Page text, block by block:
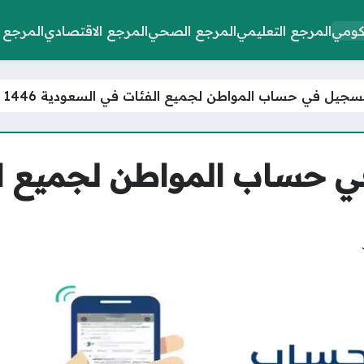
المرجع التعليميالمرجع الصحيالمرجع الاقتصاديالمرجع
في حساب المواطن لجميع الفئات في السعودية 1446
حساب المواطن لجميع